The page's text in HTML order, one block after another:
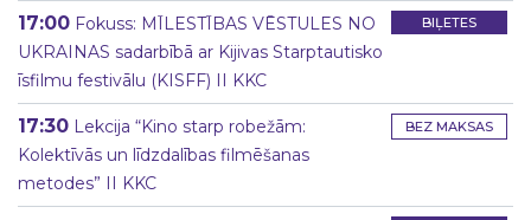
BIĻETES
17:00 Fokuss: MĪLESTĪBAS VĒSTULES NO
UKRAINAS sadarbībā ar Kijivas Starptautisko
īsfilmu festivālu (KISFF) II KKC
BEZ MAKSAS
17:30 Lekcija “Kino starp robežām:
Kolektīvās un līdzdalības filmēšanas
metodes” II KKC